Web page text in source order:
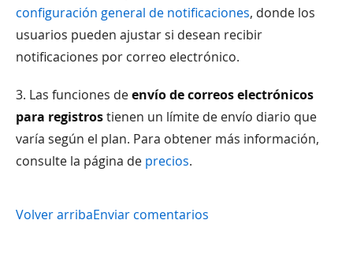
configuración general de notificaciones, donde los
usuarios pueden ajustar si desean recibir
notificaciones por correo electrónico.
3. Las funciones deenvío de correos electrónicos
para registrostienen un límite de envío diario que
varía según el plan. Para obtener más información,
consulte la página de precios.
Volver arribaEnviar comentarios